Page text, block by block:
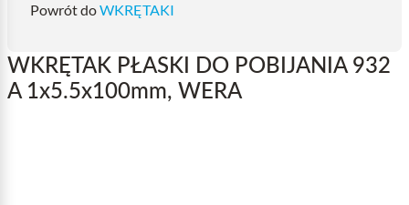
Powrót doWKRĘTAKI
WKRĘTAK PŁASKI DO POBIJANIA 932
A 1x5.5x100mm, WERA